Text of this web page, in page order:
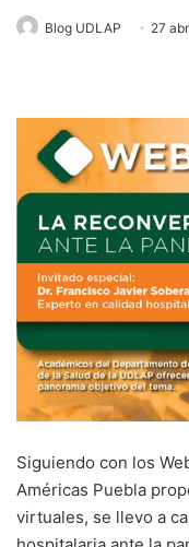
Blog UDLAP 27
Siguiendo con los
Américas Puebla
virtuales, se llevo a